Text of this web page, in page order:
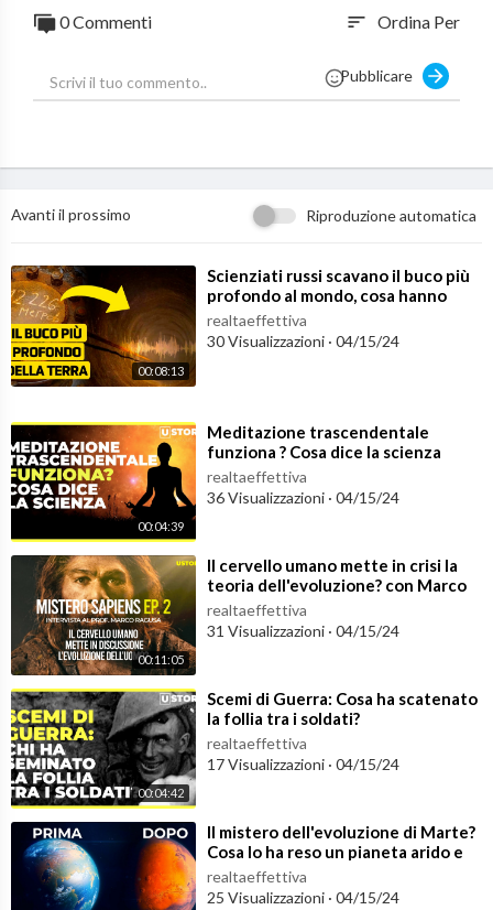
01:10 Cosa c'è di vero?
Cosa accade nel mondo?
mplice.
e scientifiche, le grandi storie del passato, semplici curiosità e t
eorie ai limiti della conoscenza.
Raccontare il mondo e cercare di comprendere ciò che ci circon
da è un affascinante viaggio grande quanto tutto l'universo.
Ogni settimana potrai seguire i nostri aggiornamenti e potrai i
mparare con leggerezza sempre qualcosa di nuovo e stimolant
e.
Unisci alla nostra community e buona visione!
»»Visita il nostro sito:https://www.ustorymagazine.com
»»Iscriviti ora:https://bit.ly/2OIcsHH
»»Seguici su Facebook:https://www.facebook.com/Ustoryvid
0 Commenti sort Ordina Per
Pubblicare
Avanti il prossimo Riproduzione automatica
00:08:13
⁣Scienziati russi scavano il buco più
profondo al mondo, cosa hanno
scoperto?
realtaeffettiva
30 Visualizzazioni · 04/15/24
00:04:39
⁣Meditazione trascendentale
funziona ? Cosa dice la scienza
realtaeffettiva
36 Visualizzazioni · 04/15/24
00:11:05
⁣Il cervello umano mette in crisi la
teoria dell'evoluzione? con Marco
Ragusa - Mistero Sapiens
realtaeffettiva
31 Visualizzazioni · 04/15/24
00:04:42
⁣Scemi di Guerra: Cosa ha scatenato
la follia tra i soldati?
realtaeffettiva
17 Visualizzazioni · 04/15/24
⁣Il mistero dell'evoluzione di Marte?
Cosa lo ha reso un pianeta arido e
freddo?
realtaeffettiva
25 Visualizzazioni · 04/15/24